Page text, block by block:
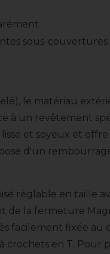
sous-couvertures
le matériau
à un revêtement
et soyeux et
d'un
réglable en taille
de la fermeture
facilement fixée au
en T. Pour